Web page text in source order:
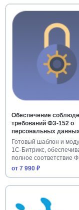
Обеспечение
требований ФЗ-152 о
персональных
Готовый шаблон и
1С-Битрикс,
полное соответствие
от 7 990 ₽